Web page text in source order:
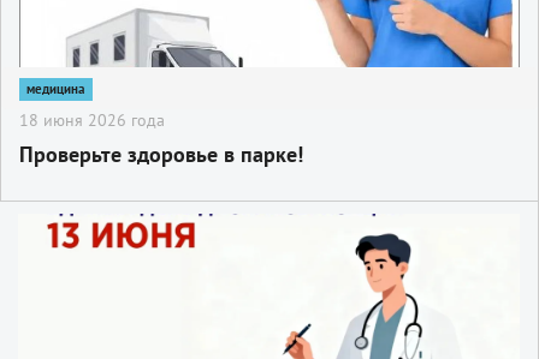
медицина
18 июня 2026 года
Проверьте здоровье в парке!